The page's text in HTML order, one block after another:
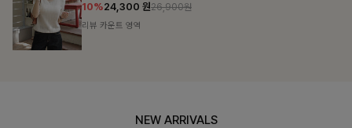
10%24,300 원26,900원
리뷰 카운트 영역
NEW ARRIVALS